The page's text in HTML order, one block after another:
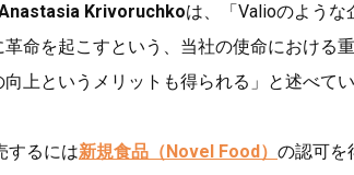
Krivoruchkoは、「Valioのよう
命を起こすという、当社の使命における
上というメリットも得られる」と述べてい
するには新規食品（Novel Food） の認可を